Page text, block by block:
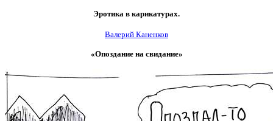
Эротика в карикатурах.
Валерий Каненков
«Опоздание на свидание»